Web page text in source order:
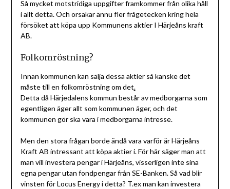
Så mycket motstridiga uppgifter framkommer från olika håll
i allt detta. Och orsakar ännu fler frågetecken kring hela
försöket att köpa upp Kommunens aktier I Härjeåns kraft
AB.
Folkomröstning?
Innan kommunen kan sälja dessa aktier så kanske det
måste till en folkomröstning om det.
Detta då Härjedalens kommun består av medborgarna som
egentligen äger allt som kommunen äger, och det
kommunen gör ska vara i medborgarna intresse.
Men den stora frågan borde ändå vara varför är Härjeåns
Kraft AB intressant att köpa aktier i. För här säger man att
man vill investera pengar i Härjeåns, visserligen inte sina
egna pengar utan fondpengar från SE-Banken. Så vad blir
vinsten för Locus Energy i detta? T.ex man kan investera